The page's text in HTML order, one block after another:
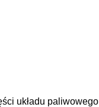
układu paliwowego